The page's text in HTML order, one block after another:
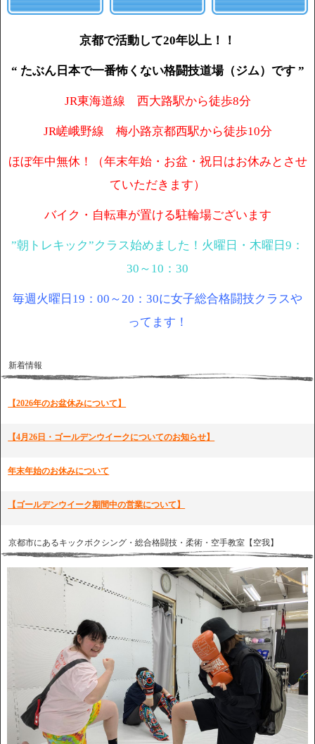
京都で活動して20年以上！！
“ たぶん日本で一番怖くない格闘技道場（ジム）です ”
JR東海道線 西大路駅から徒歩8分
JR嵯峨野線 梅小路京都西駅から徒歩10分
ほぼ年中無休！（年末年始・お盆・祝日はお休みとさせ
ていただきます）
バイク・自転車が置ける駐輪場ございます
”朝トレキック”クラス始めました！火曜日・木曜日9：
30～10：30
毎週火曜日19：00～20：30に女子総合格闘技クラスや
ってます！
新着情報
【2026年のお盆休みについて】
【4月26日・ゴールデンウイークについてのお知らせ】
年末年始のお休みについて
【ゴールデンウイーク期間中の営業について】
京都市にあるキックボクシング・総合格闘技・柔術・空手教室【空我】